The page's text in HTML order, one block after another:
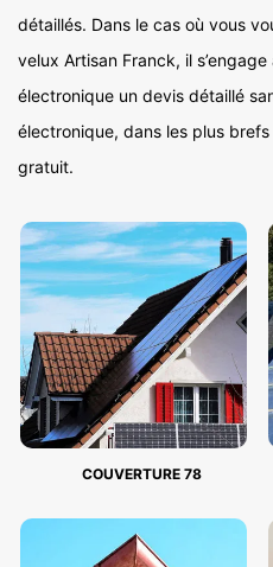
détaillés. Dans le cas où vous
velux Artisan Franck, il
électronique un devis détaillé
électronique, dans les plus
gratuit.
COUVERTURE 78